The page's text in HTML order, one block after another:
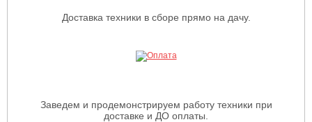
Доставка техники в сборе прямо на дачу.
Заведем и продемонстрируем работу техники при
доставке и ДО оплаты.